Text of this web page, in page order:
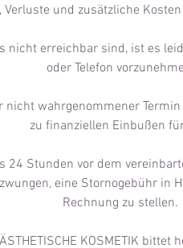
Verluste und zusätzliche
nicht erreichbar sind, ist es
oder Telefon
nicht wahrgenommener
zu finanziellen Einbußen
24 Stunden vor dem
eine Stornogebühr in
Rechnung zu stellen.
KOSMETIK